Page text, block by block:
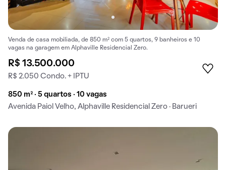
Venda de casa mobiliada, de 850 m² com 5 quartos, 9 banheiros e 10
vagas na garagem em Alphaville Residencial Zero.
R$ 13.500.000
R$ 2.050 Condo. + IPTU
850 m² · 5 quartos · 10 vagas
Avenida Paiol Velho, Alphaville Residencial Zero · Barueri